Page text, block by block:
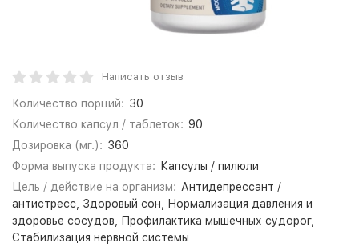
Написать отзыв
Количество порций: 30
Количество капсул / таблеток: 90
Дозировка (мг.): 360
Форма выпуска продукта:
Капсулы / пилюли
Цель / действие на организм: Антидепрессант /
антистресс, Здоровый сон, Нормализация давления и
здоровье сосудов, Профилактика мышечных судорог,
Стабилизация нервной системы